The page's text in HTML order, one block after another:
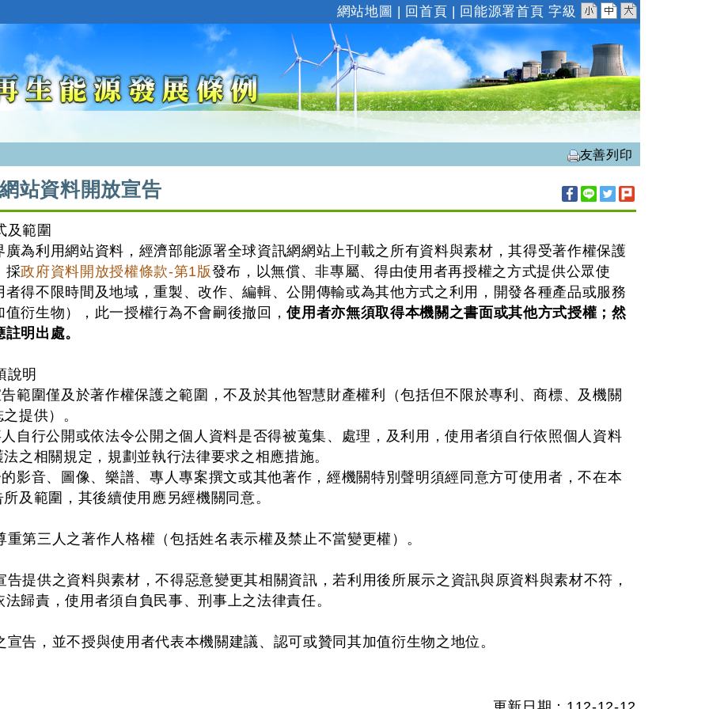
:::
網站地圖 | 回首頁 | 回能源署首頁 字級
友善列印
站資料開放宣告
及範圍
廣為利用網站資料，經濟部能源署全球資訊網網站上刊載之所有資料與素材，其得受著作權保護
採政府資料開放授權條款-第1版發布，以無償、非專屬、得由使用者再授權之方式提供公眾使
者得不限時間及地域，重製、改作、編輯、公開傳輸或為其他方式之利用，開發各種產品或服務
值衍生物），此一授權行為不會嗣後撤回，使用者亦無須取得本機關之書面或其他方式授權；然
明出處。
說明
範圍僅及於著作權保護之範圍，不及於其他智慧財產權利（包括但不限於專利、商標、及機關
提供）。
自行公開或依法令公開之個人資料是否得被蒐集、處理，及利用，使用者須自行依照個人資料
法之相關規定，規劃並執行法律要求之相應措施。
影音、圖像、樂譜、專人專案撰文或其他著作，經機關特別聲明須經同意方可使用者，不在本
所及範圍，其後續使用應另經機關同意。
重第三人之著作人格權（包括姓名表示權及禁止不當變更權）。
告提供之資料與素材，不得惡意變更其相關資訊，若利用後所展示之資訊與原資料與素材不符，
法歸責，使用者須自負民事、刑事上之法律責任。
宣告，並不授與使用者代表本機關建議、認可或贊同其加值衍生物之地位。